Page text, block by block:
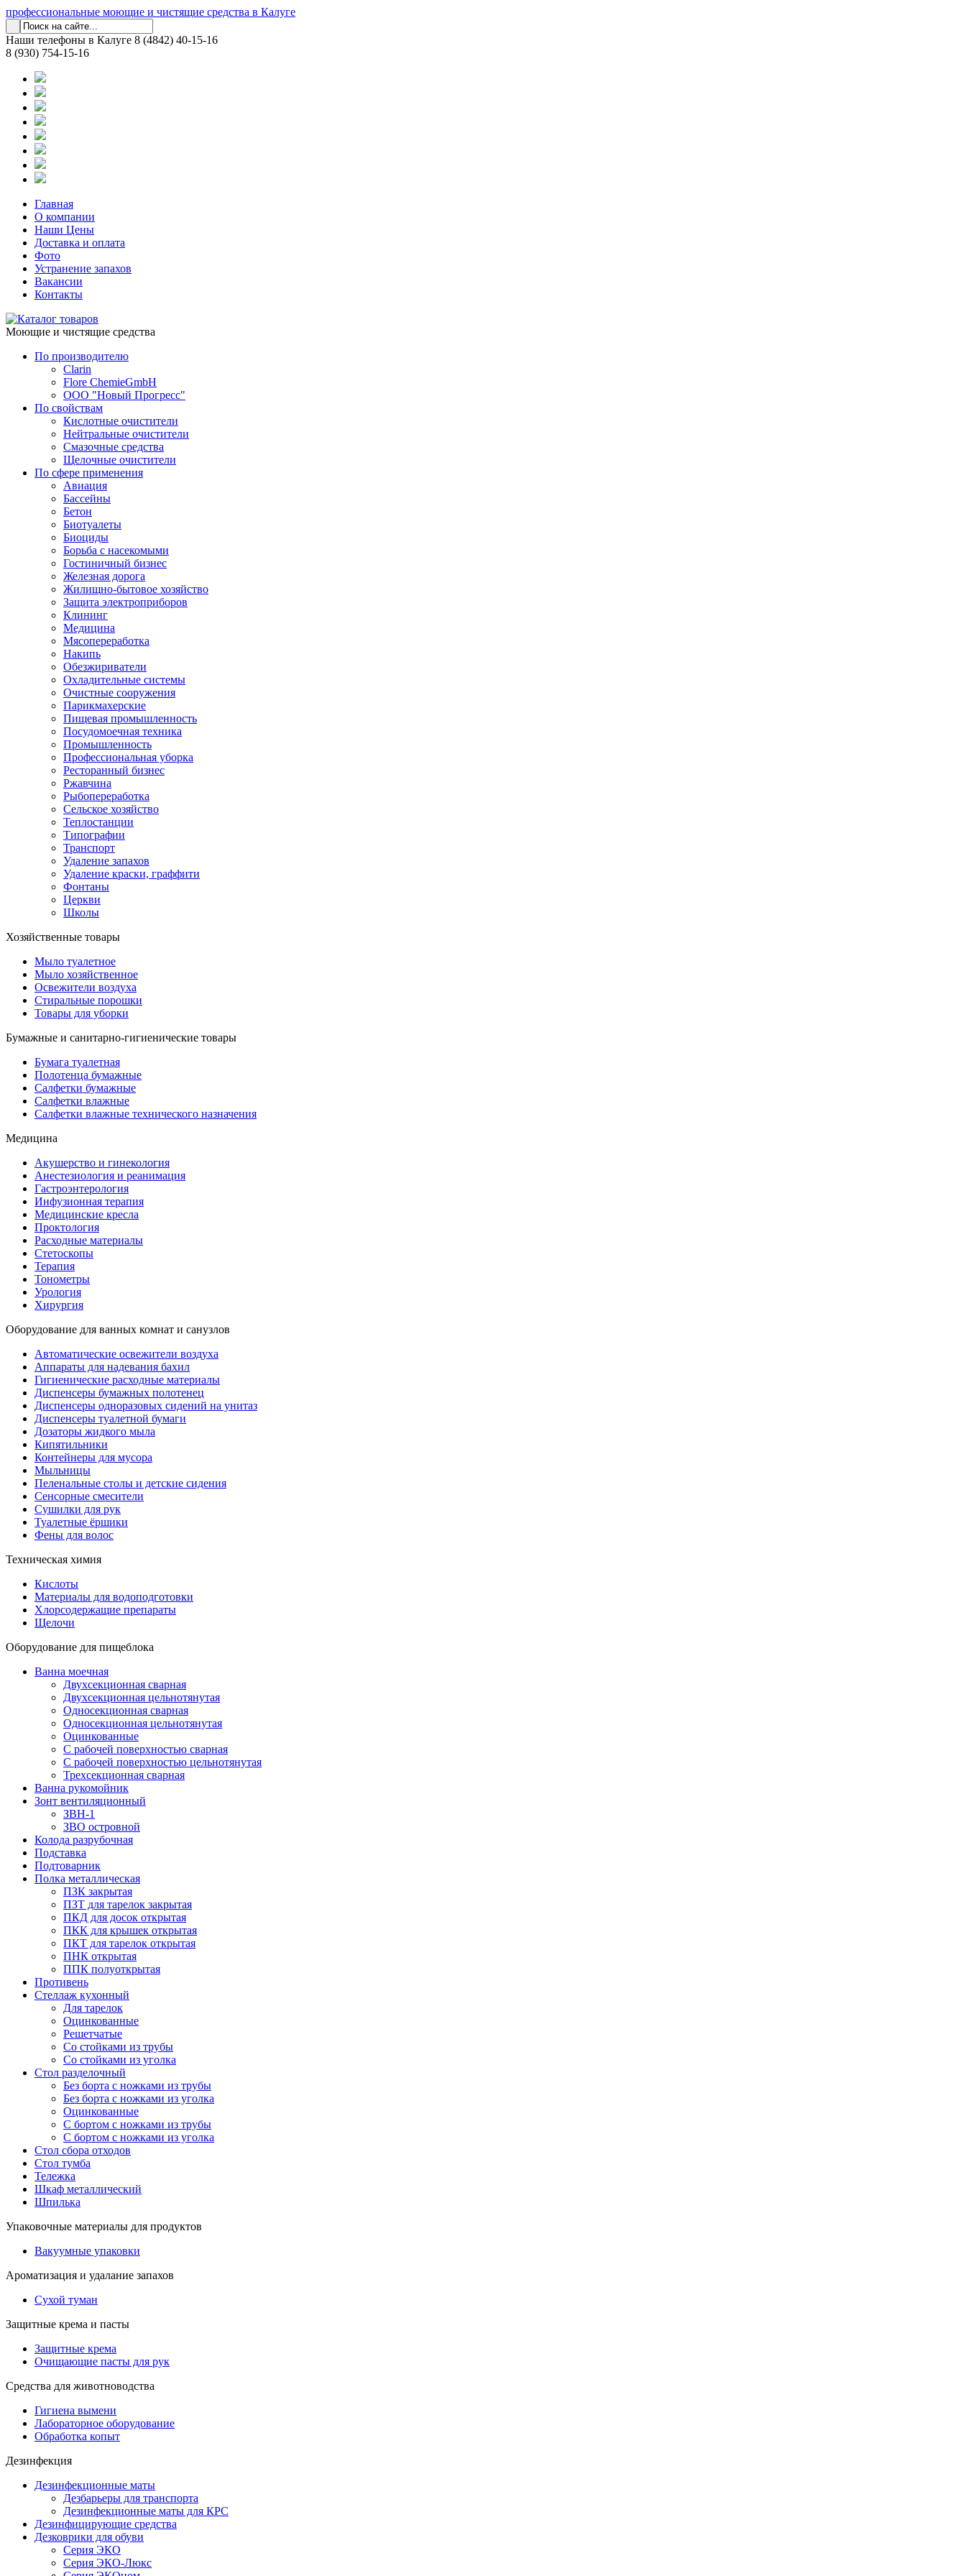
профессиональные моющие и чистящие средства в Калуге
Наши телефоны в Калуге 8 (4842) 40-15-16
8 (930) 754-15-16
Главная
О компании
Наши Цены
Доставка и оплата
Фото
Устранение запахов
Вакансии
Контакты
Моющие и чистящие средства
По производителю
Clarin
Flore ChemieGmbH
ООО "Новый Прогресс"
По свойствам
Кислотные очистители
Нейтральные очистители
Смазочные средства
Щелочные очистители
По сфере применения
Авиация
Бассейны
Бетон
Биотуалеты
Биоциды
Борьба с насекомыми
Гостиничный бизнес
Железная дорога
Жилищно-бытовое хозяйство
Защита электроприборов
Клининг
Медицина
Мясопереработка
Накипь
Обезжириватели
Охладительные системы
Очистные сооружения
Парикмахерские
Пищевая промышленность
Посудомоечная техника
Промышленность
Профессиональная уборка
Ресторанный бизнес
Ржавчина
Рыбопереработка
Сельское хозяйство
Теплостанции
Типографии
Транспорт
Удаление запахов
Удаление краски, граффити
Фонтаны
Церкви
Школы
Хозяйственные товары
Мыло туалетное
Мыло хозяйственное
Освежители воздуха
Стиральные порошки
Товары для уборки
Бумажные и санитарно-гигиенические товары
Бумага туалетная
Полотенца бумажные
Салфетки бумажные
Салфетки влажные
Салфетки влажные технического назначения
Медицина
Акушерство и гинекология
Анестезиология и реанимация
Гастроэнтерология
Инфузионная терапия
Медицинские кресла
Проктология
Расходные материалы
Стетоскопы
Терапия
Тонометры
Урология
Хирургия
Оборудование для ванных комнат и санузлов
Автоматические освежители воздуха
Аппараты для надевания бахил
Гигиенические расходные материалы
Диспенсеры бумажных полотенец
Диспенсеры одноразовых сидений на унитаз
Диспенсеры туалетной бумаги
Дозаторы жидкого мыла
Кипятильники
Контейнеры для мусора
Мыльницы
Пеленальные столы и детские сидения
Сенсорные смесители
Сушилки для рук
Туалетные ёршики
Фены для волос
Техническая химия
Кислоты
Материалы для водоподготовки
Хлорсодержащие препараты
Щелочи
Оборудование для пищеблока
Ванна моечная
Двухсекционная сварная
Двухсекционная цельнотянутая
Односекционная сварная
Односекционная цельнотянутая
Оцинкованные
С рабочей поверхностью сварная
С рабочей поверхностью цельнотянутая
Трехсекционная сварная
Ванна рукомойник
Зонт вентиляционный
ЗВН-1
ЗВО островной
Колода разрубочная
Подставка
Подтоварник
Полка металлическая
ПЗК закрытая
ПЗТ для тарелок закрытая
ПКД для досок открытая
ПКК для крышек открытая
ПКТ для тарелок открытая
ПНК открытая
ППК полуоткрытая
Противень
Стеллаж кухонный
Для тарелок
Оцинкованные
Решетчатые
Со стойками из трубы
Со стойками из уголка
Стол разделочный
Без борта с ножками из трубы
Без борта с ножками из уголка
Оцинкованные
С бортом с ножками из трубы
С бортом с ножками из уголка
Стол сбора отходов
Стол тумба
Тележка
Шкаф металлический
Шпилька
Упаковочные материалы для продуктов
Вакуумные упаковки
Ароматизация и удалание запахов
Сухой туман
Защитные крема и пасты
Защитные крема
Очищающие пасты для рук
Средства для животноводства
Гигиена вымени
Лабораторное оборудование
Обработка копыт
Дезинфекция
Дезинфекционные маты
Дезбарьеры для транспорта
Дезинфекционные маты для КРС
Дезинфицирующие средства
Дезковрики для обуви
Серия ЭКО
Серия ЭКО-Люкс